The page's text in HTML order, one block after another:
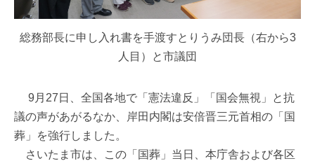
総務部長に申し入れ書を手渡すとりうみ団長（右から3
人目）と市議団
9月27日、全国各地で「憲法違反」「国会無視」と抗
議の声があがるなか、岸田内閣は安倍晋三元首相の「国
葬」を強行しました。
さいたま市は、この「国葬」当日、本庁舎および各区